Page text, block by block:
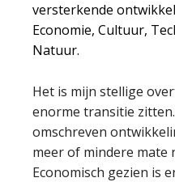
versterkende
Economie, Cultuur,
Natuur.
Het is mijn stellige
enorme transitie
omschreven
meer of mindere mate
Economisch gezien is